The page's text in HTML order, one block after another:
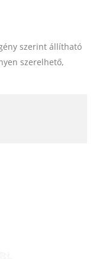
szerint állítható
szerelhető,